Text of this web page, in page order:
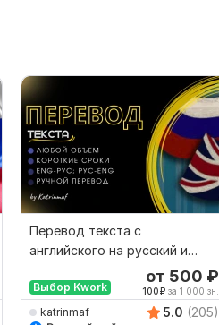
Перевод текста с
английского на русский и
Выбор Kwork
от 500 ₽
100₽ за 1 000 зн.
katrinmaf 5.0 (205)